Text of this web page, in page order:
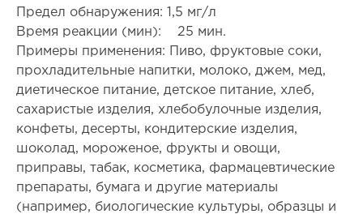
Предел обнаружения: 1,5 мг/л
Время реакции (мин): 25 мин.
Примеры применения: Пиво, фруктовые соки,
прохладительные напитки, молоко, джем, мед,
диетическое питание, детское питание, хлеб,
сахаристые изделия, хлебобулочные изделия,
конфеты, десерты, кондитерские изделия,
шоколад, мороженое, фрукты и овощи,
приправы, табак, косметика, фармацевтические
препараты, бумага и другие материалы
(например, биологические культуры, образцы и